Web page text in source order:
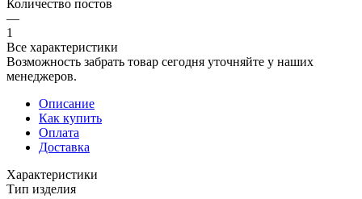
Количество постов
—
1
Все характеристики
Возможность забрать товар сегодня уточняйте у наших
менеджеров.
Описание
Как купить
Оплата
Доставка
Характеристики
Тип изделия